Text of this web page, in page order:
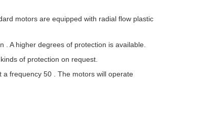
motors are equipped with radial flow plastic
A higher degrees of protection is available.
of protection on request.
frequency 50 . The motors will operate